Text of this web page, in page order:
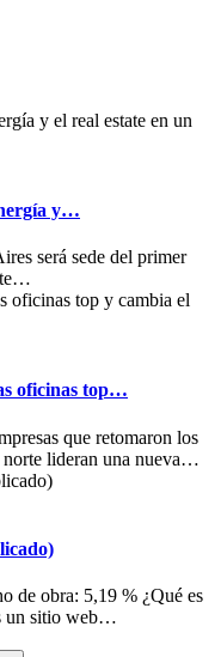
y…
será sede del primer
oficinas top…
que retomaron los
norte lideran una nueva…
de obra: 5,19 % ¿Qué es
un sitio web…